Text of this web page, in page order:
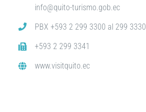
info@quito-turismo.gob.ec
PBX +593 2 299 3300 al 299 3330
+593 2 299 3341
www.visitquito.ec